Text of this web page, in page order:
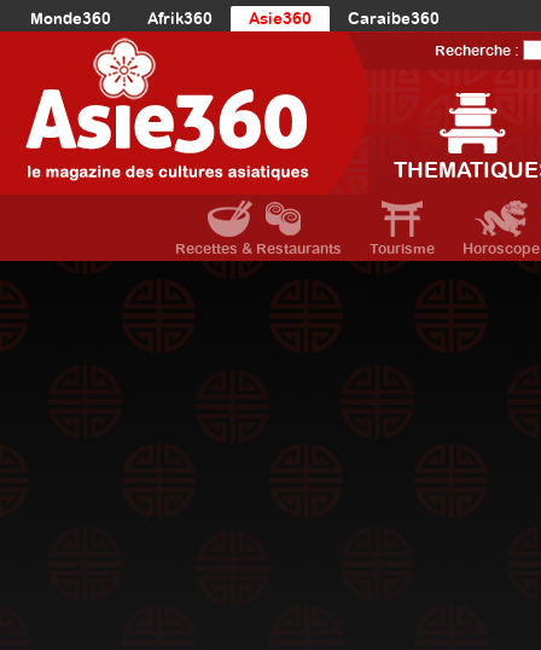
Monde360 Afrik360 Asie360
Caraibe360
Europe360
AmériqueDuNord360
Océanie360
Recherche :
Recettes & Restaurants Tourisme Horoscope